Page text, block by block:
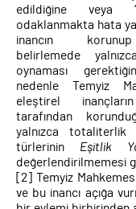
edildiğine veya
odaklanmakta hata
inancın korunup
belirlemede
oynaması
nedenle Temyiz
eleştirel
tarafından
yalnızca
türlerinin Eşitlik
değerlendirilmemesi
[2] Temyiz
ve bu inancı açığa